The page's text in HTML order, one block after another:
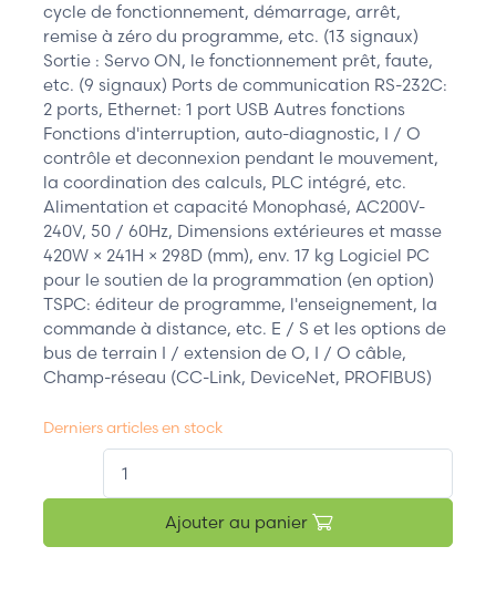
cycle de fonctionnement, démarrage, arrêt,
remise à zéro du programme, etc. (13 signaux)
Sortie : Servo ON, le fonctionnement prêt, faute,
etc. (9 signaux) Ports de communication RS-232C:
2 ports, Ethernet: 1 port USB Autres fonctions
Fonctions d'interruption, auto-diagnostic, I / O
contrôle et deconnexion pendant le mouvement,
la coordination des calculs, PLC intégré, etc.
Alimentation et capacité Monophasé, AC200V-
240V, 50 / 60Hz, Dimensions extérieures et masse
420W × 241H × 298D (mm), env. 17 kg Logiciel PC
pour le soutien de la programmation (en option)
TSPC: éditeur de programme, l'enseignement, la
commande à distance, etc. E / S et les options de
bus de terrain I / extension de O, I / O câble,
Champ-réseau (CC-Link, DeviceNet, PROFIBUS)
Derniers articles en stock
Ajouter au panier